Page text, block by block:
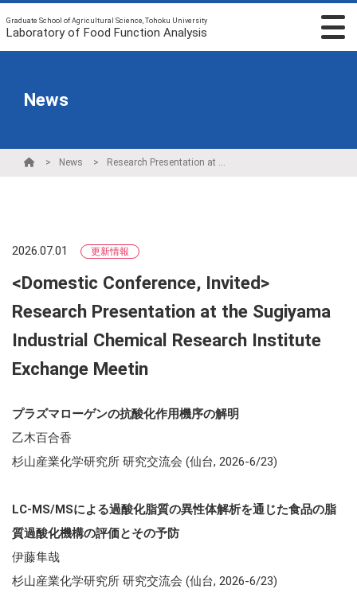
Graduate School of Agricultural Science, Tohoku University
Laboratory of Food Function Analysis
News
News Research Presentation at the Sugiyama Industrial Chemical Research Institute Exchange Meetin
2026.07.01 更新情報
<Domestic Conference, Invited>
Research Presentation at the Sugiyama
Industrial Chemical Research Institute
Exchange Meetin
プラズマローゲンの抗酸化作用機序の解明
乙木百合香
杉山産業化学研究所 研究交流会 (仙台, 2026-6/23)
LC-MS/MSによる過酸化脂質の異性体解析を通じた食品の脂
質過酸化機構の評価とその予防
伊藤隼哉
杉山産業化学研究所 研究交流会 (仙台, 2026-6/23)